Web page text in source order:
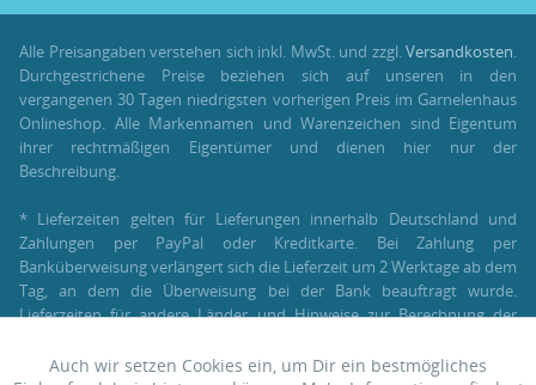
Alle Preisangaben verstehen sich inkl. MwSt. und zzgl.Versandkosten.
Durchgestrichene Preise beziehen sich auf unseren in den
vergangenen 30 Tagen niedrigsten vorherigen Preis im Garnelenhaus
Onlineshop. Alle Markennamen und Warenzeichen sind Eigentum
ihrer rechtmäßigen Eigentümer und dienen hier nur der
Beschreibung.
* Lieferzeiten gelten für Lieferungen innerhalb Deutschland und
Zahlungen per PayPal oder Kreditkarte. Bei Zahlung per
Banküberweisung verlängert sich die Lieferzeit um 2 Werktage ab dem
Tag, an dem die Überweisung bei der Bank beauftragt wurde.
Lieferzeiten für andere Länder und Hinweise zur Berechnung der
Funktionale Aktiv
Auch wir setzen Cookies ein, um Dir ein bestmögliches